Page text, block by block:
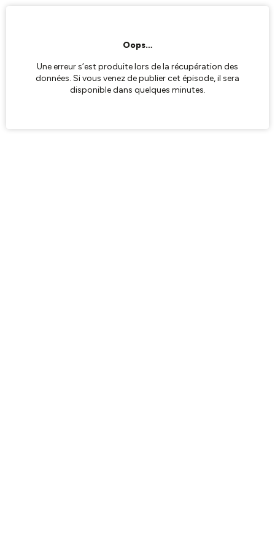
Oops…
Une erreur s’est produite lors de la récupération des
données. Si vous venez de publier cet épisode, il sera
disponible dans quelques minutes.